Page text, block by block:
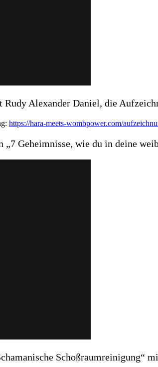
Rudy Alexander Daniel, die
https://hara-meets-wombpower.com/
„7 Geheimnisse, wie du in deine
Schoßraumreinigung“